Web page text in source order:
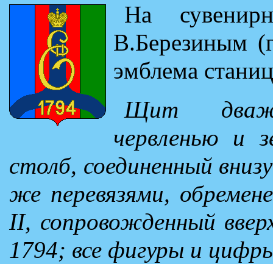
На
В.Березиным
эмблема
Щит
червленью и
столб, соединенный
же перевязями,
II, сопровожденный
1794; все фигуры и